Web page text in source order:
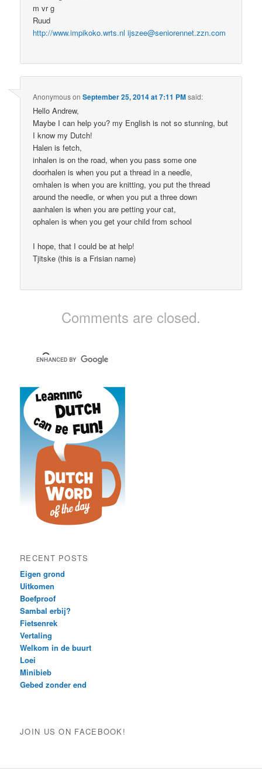
m vr g
Ruud
http://www.impikoko.wrts.nl ijszee@seniorennet.zzn.com
AnonymousonSeptember 25, 2014 at 7:11 PMsaid:
Hello Andrew,
Maybe I can help you? my English is not so stunning, but
I know my Dutch!
Halen is fetch,
inhalen is on the road, when you pass some one
doorhalen is when you put a thread in a needle,
omhalen is when you are knitting, you put the thread
around the needle, or when you put a three down
aanhalen is when you are petting your cat,
ophalen is when you get your child from school
I hope, that I could be at help!
Tjitske (this is a Frisian name)
Comments are closed.
RECENT POSTS
Eigen grond
Uitkomen
Boefproof
Sambal erbij?
Fietsenrek
Vertaling
Welkom in de buurt
Loei
Minibieb
Gebed zonder end
JOIN US ON FACEBOOK!